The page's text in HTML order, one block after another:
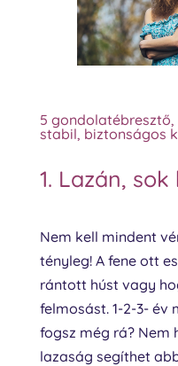
5
stabil, biztonságos
1. Lazán,
Nem kell mindent
tényleg! A fene ott
rántott húst vagy
felmosást. 1-2-3- év
fogsz még rá? Nem
lazaság segíthet